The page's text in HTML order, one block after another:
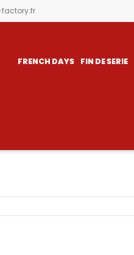
FRENCH DAYS FIN DE SERIE